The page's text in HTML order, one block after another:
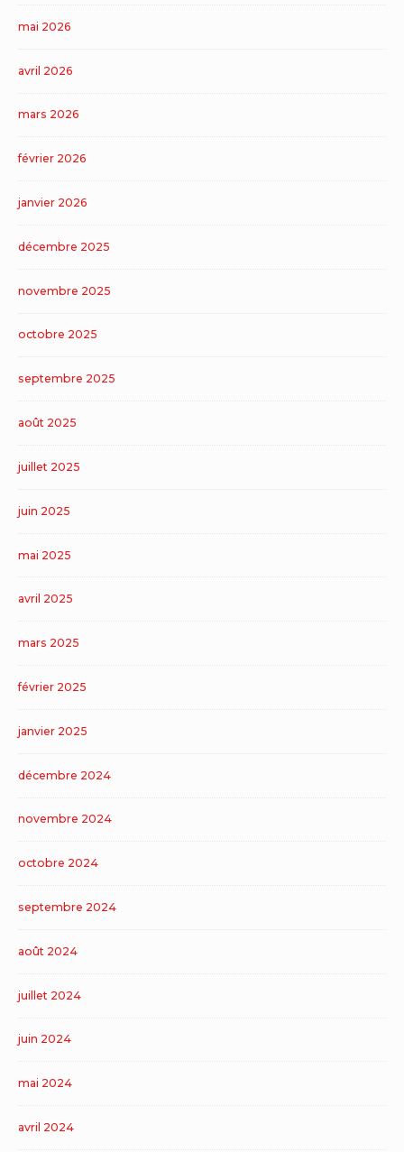
mai 2026
avril 2026
mars 2026
février 2026
janvier 2026
décembre 2025
novembre 2025
octobre 2025
septembre 2025
août 2025
juillet 2025
juin 2025
mai 2025
avril 2025
mars 2025
février 2025
janvier 2025
décembre 2024
novembre 2024
octobre 2024
septembre 2024
août 2024
juillet 2024
juin 2024
mai 2024
avril 2024